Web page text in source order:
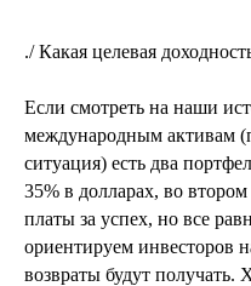
./ Какая целевая
Если смотреть на наши
международным активам
ситуация) есть два
35% в долларах, во
платы за успех, но все
ориентируем инвесторов
возвраты будут получать.